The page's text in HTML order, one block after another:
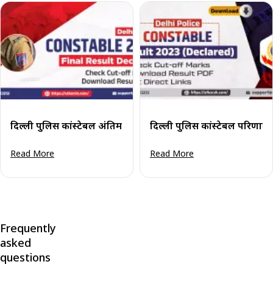
दिल्ली पुलिस कांस्टेबल अंतिम परिणाम 2023 जारी: परिणाम
Read More
दिल्ली पुलिस कांस्टेबल
Read More
Frequently
asked
questions